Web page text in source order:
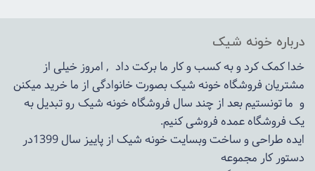
درباره خونه شیک
خدا کمک کرد و به کسب و کار ما برکت داد , امروز خیلی از
مشتریان فروشگاه خونه شیک بصورت خانوادگی از ما خرید میکنن
و ما تونستیم بعد از چند سال فروشگاهخونه شیکرو تبدیل به
یک فروشگاه عمده فروشی کنیم.
ایده طراحی و ساخت وبسایت خونه شیک از پاییز سال 1399در
دستور کار مجموعه